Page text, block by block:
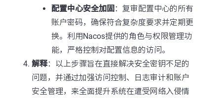
配置中心安全加固 ：复审配置中心的所有
账户密码，确保符合复杂度要求并定期更
换。利用Nacos提供的角色与权限管理功
能，严格控制对配置信息的访问。
解释：以上步骤旨在直接解决安全密钥不足的
问题，并通过加强访问控制、日志审计和账户
安全管理，来全面提升系统在遭受网络入侵情